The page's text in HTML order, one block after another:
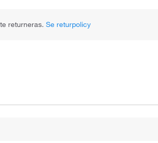
returneras. Se returpolicy